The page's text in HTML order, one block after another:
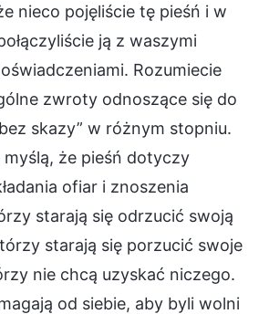
nieco pojęliście tę pieśń i w
ją z waszymi
Rozumiecie
zwroty odnoszące się do
skazy” w różnym stopniu.
że pieśń dotyczy
ofiar i znoszenia
starają się odrzucić swoją
starają się porzucić swoje
nie chcą uzyskać niczego.
od siebie, aby byli wolni